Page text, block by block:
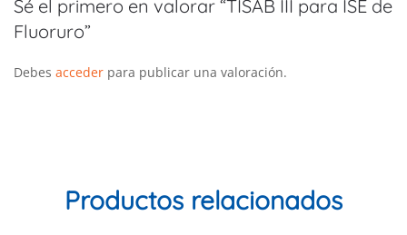
Sé el primero en valorar “TISAB III para ISE de
Fluoruro”
Debes acceder para publicar una valoración.
Productos relacionados